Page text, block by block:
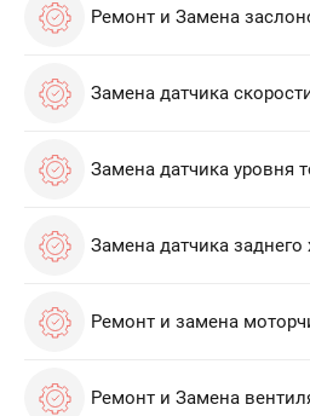
Ремонт и Замена
Замена датчика
Замена датчика уровня
Замена датчика заднего
Ремонт и замена
Ремонт и Замена